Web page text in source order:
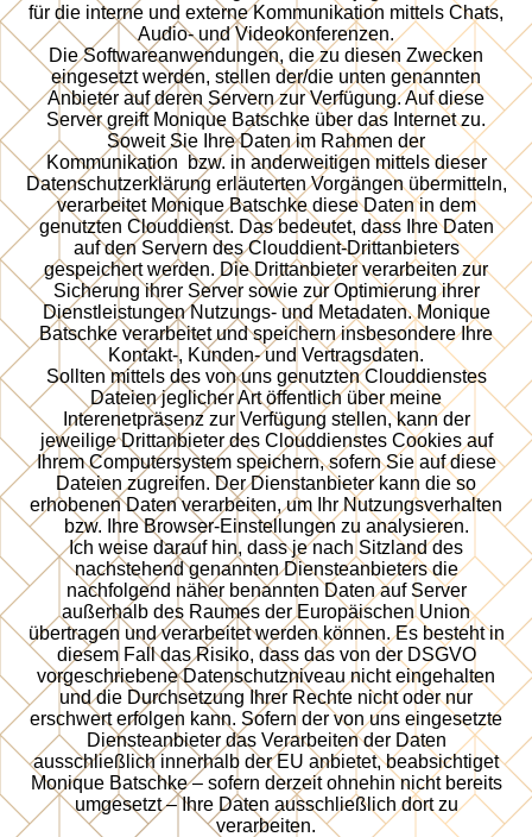
für die interne und externe Kommunikation mittels Chats,
Audio- und Videokonferenzen.
Die Softwareanwendungen, die zu diesen Zwecken
eingesetzt werden, stellen der/die unten genannten
Anbieter auf deren Servern zur Verfügung. Auf diese
Server greift Monique Batschke über das Internet zu.
Soweit Sie Ihre Daten im Rahmen der
Kommunikation bzw. in anderweitigen mittels dieser
Datenschutzerklärung erläuterten Vorgängen übermitteln,
verarbeitet Monique Batschke diese Daten in dem
genutzten Clouddienst. Das bedeutet, dass Ihre Daten
auf den Servern des Clouddient-Drittanbieters
gespeichert werden. Die Drittanbieter verarbeiten zur
Sicherung ihrer Server sowie zur Optimierung ihrer
Dienstleistungen Nutzungs- und Metadaten. Monique
Batschke verarbeitet und speichern insbesondere Ihre
Kontakt-, Kunden- und Vertragsdaten.
Sollten mittels des von uns genutzten Clouddienstes
Dateien jeglicher Art öffentlich über meine
Interenetpräsenz zur Verfügung stellen, kann der
jeweilige Drittanbieter des Clouddienstes Cookies auf
Ihrem Computersystem speichern, sofern Sie auf diese
Dateien zugreifen. Der Dienstanbieter kann die so
erhobenen Daten verarbeiten, um Ihr Nutzungsverhalten
bzw. Ihre Browser-Einstellungen zu analysieren.
Ich weise darauf hin, dass je nach Sitzland des
nachstehend genannten Diensteanbieters die
nachfolgend näher benannten Daten auf Server
außerhalb des Raumes der Europäischen Union
übertragen und verarbeitet werden können. Es besteht in
diesem Fall das Risiko, dass das von der DSGVO
vorgeschriebene Datenschutzniveau nicht eingehalten
und die Durchsetzung Ihrer Rechte nicht oder nur
erschwert erfolgen kann. Sofern der von uns eingesetzte
Diensteanbieter das Verarbeiten der Daten
ausschließlich innerhalb der EU anbietet, beabsichtiget
Monique Batschke – sofern derzeit ohnehin nicht bereits
umgesetzt – Ihre Daten ausschließlich dort zu
verarbeiten.